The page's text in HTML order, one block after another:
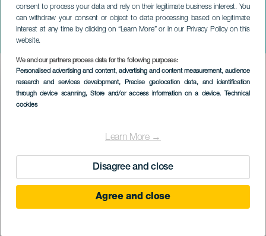
consent to process your data and rely on their legitimate business interest. You
can withdraw your consent or object to data processing based on legitimate
interest at any time by clicking on “Learn More” or in our Privacy Policy on this
website.
We and our partners process data for the following purposes:
Personalised advertising and content, advertising and content measurement, audience
research and services development, Precise geolocation data, and identification
through device scanning, Store and/or access information on a device, Technical
cookies
Learn More →
Disagree and close
Agree and close
Javier Infante konsertissa
TENERIFFA
Imagen
Listado